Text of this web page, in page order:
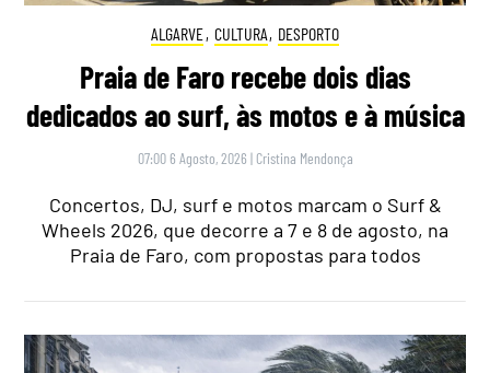
ALGARVE, CULTURA, DESPORTO
Praia de Faro recebe dois dias
dedicados ao surf, às motos e à música
07:00 6 Agosto, 2026 | Cristina Mendonça
Concertos, DJ, surf e motos marcam o Surf &
Wheels 2026, que decorre a 7 e 8 de agosto, na
Praia de Faro, com propostas para todos